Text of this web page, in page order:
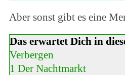
Aber sonst gibt es eine
Das erwartet Dich in
Verbergen
1 Der Nachtmarkt